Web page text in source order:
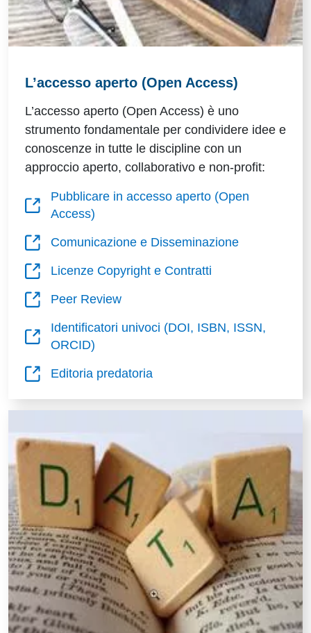
L’accesso aperto (Open Access)
L’accesso aperto (Open Access) è uno
strumento fondamentale per condividere idee e
conoscenze in tutte le discipline con un
approccio aperto, collaborativo e non-profit:
Pubblicare in accesso aperto (Open
Access)
Comunicazione e Disseminazione
Licenze Copyright e Contratti
Peer Review
Identificatori univoci (DOI, ISBN, ISSN,
ORCID)
Editoria predatoria